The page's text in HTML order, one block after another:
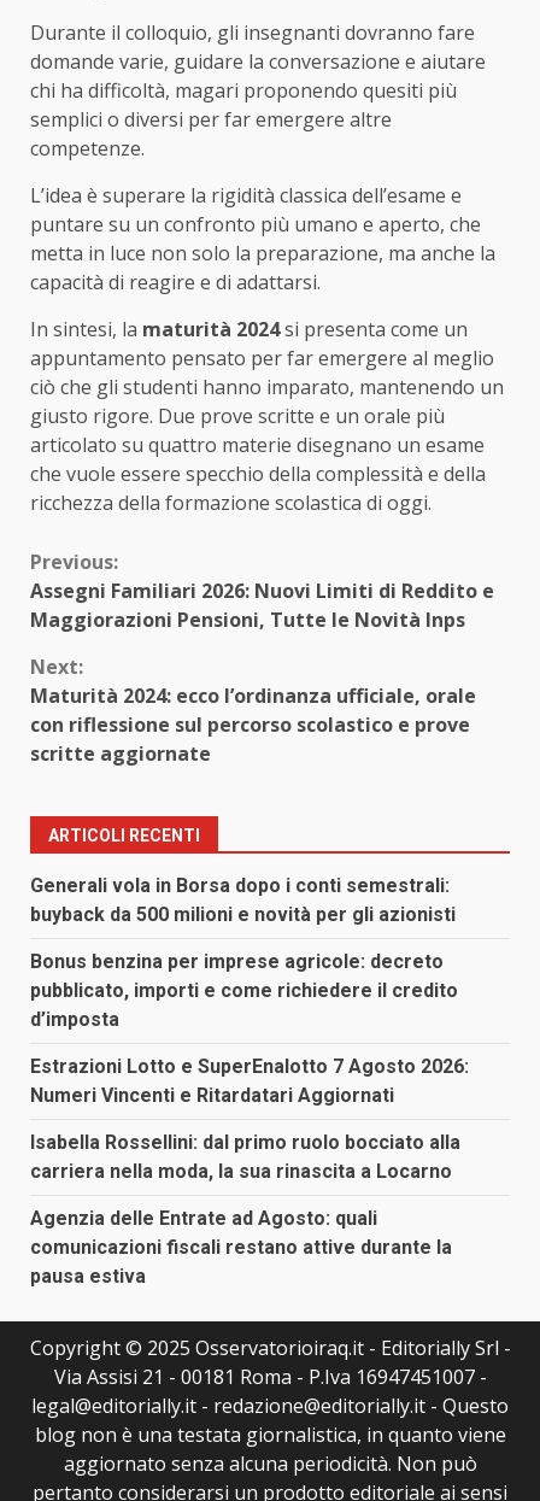
Durante il colloquio, gli insegnanti dovranno fare
domande varie, guidare la conversazione e aiutare
chi ha difficoltà, magari proponendo quesiti più
semplici o diversi per far emergere altre
competenze.
L’idea è superare la rigidità classica dell’esame e
puntare su un confronto più umano e aperto, che
metta in luce non solo la preparazione, ma anche la
capacità di reagire e di adattarsi.
In sintesi, la maturità 2024si presenta come un
appuntamento pensato per far emergere al meglio
ciò che gli studenti hanno imparato, mantenendo un
giusto rigore. Due prove scritte e un orale più
articolato su quattro materie disegnano un esame
che vuole essere specchio della complessità e della
ricchezza della formazione scolastica di oggi.
Continue
Reading
Previous:
Assegni Familiari 2026: Nuovi Limiti di Reddito e
Maggiorazioni Pensioni, Tutte le Novità Inps
Next:
Maturità 2024: ecco l’ordinanza ufficiale, orale
con riflessione sul percorso scolastico e prove
scritte aggiornate
ARTICOLI RECENTI
Generali vola in Borsa dopo i conti semestrali:
buyback da 500 milioni e novità per gli azionisti
Bonus benzina per imprese agricole: decreto
pubblicato, importi e come richiedere il credito
d’imposta
Estrazioni Lotto e SuperEnalotto 7 Agosto 2026:
Numeri Vincenti e Ritardatari Aggiornati
Isabella Rossellini: dal primo ruolo bocciato alla
carriera nella moda, la sua rinascita a Locarno
Agenzia delle Entrate ad Agosto: quali
comunicazioni fiscali restano attive durante la
pausa estiva
Copyright © 2025 Osservatorioiraq.it - Editorially Srl -
Via Assisi 21 - 00181 Roma - P.Iva 16947451007 -
legal@editorially.it - redazione@editorially.it - Questo
blog non è una testata giornalistica, in quanto viene
aggiornato senza alcuna periodicità. Non può
pertanto considerarsi un prodotto editoriale ai sensi